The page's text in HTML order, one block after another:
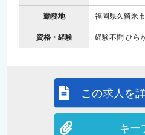
勤務地 福岡県久留米市
資格・経験 経験不問 ひら
この求人を
キー